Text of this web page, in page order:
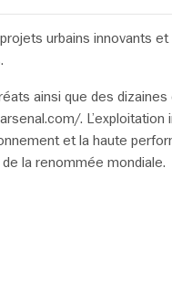
urbains innovants
ainsi que des
.
et la haute
la renommée mondiale.